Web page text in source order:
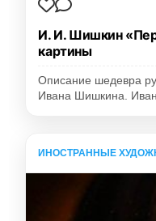
И. И. Шишкин
картины
Описание шедевра
Ивана Шишкина.
ИНОСТРАННЫЕ